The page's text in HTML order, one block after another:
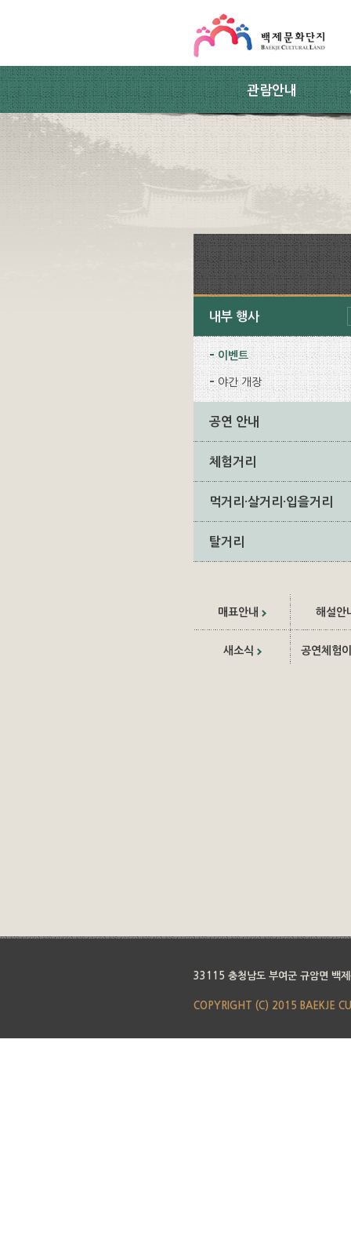
관람안내
내부 행사
이벤트
야간 개장
공연 안내
체험거리
먹거리·살거리·입을거리
탈거리
매표안내 해설안
새소식 공연체험
33115 충청남도 부여군 규암면 백
COPYRIGHT (C) 2015 BAEKJE